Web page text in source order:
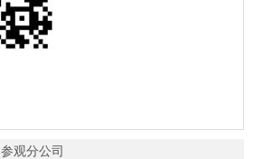
参观分公司